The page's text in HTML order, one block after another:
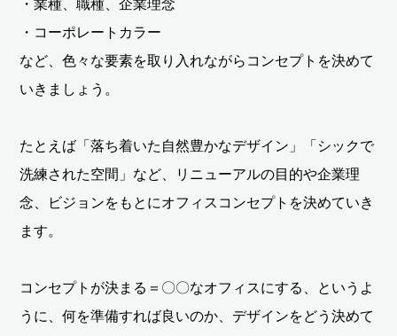
・業種、職種、企業理念
・コーポレートカラー
など、色々な要素を取り入れながらコンセプトを決めて
いきましょう。
たとえば「落ち着いた自然豊かなデザイン」「シックで
洗練された空間」など、リニューアルの目的や企業理
念、ビジョンをもとにオフィスコンセプトを決めていき
ます。
コンセプトが決まる＝〇〇なオフィスにする、というよ
うに、何を準備すれば良いのか、デザインをどう決めて